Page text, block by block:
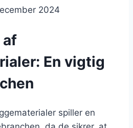
2024
af
En vigtig
spiller en